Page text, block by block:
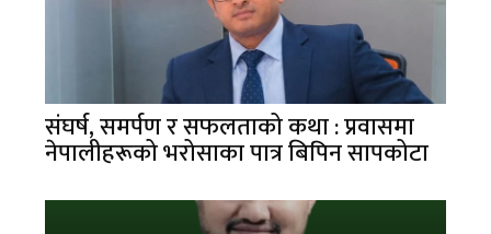
संघर्ष, समर्पण र सफलताको कथा : प्रवासमा
नेपालीहरूको भरोसाका पात्र बिपिन सापकोटा